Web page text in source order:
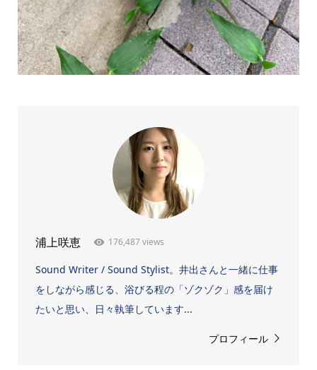
浦上咲恵 176,487 views
Sound Writer / Sound Stylist。井出さんと一緒に仕事
をしながら感じる、浴びる程の「ゾクゾク」感を届け
たいと思い、日々執筆しています...
プロフィール